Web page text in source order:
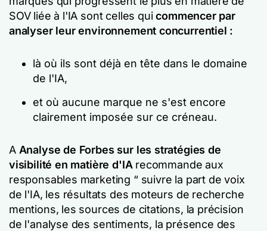
SOV liée à l'IA sont celles quicommencer par
analyser leur environnement concurrentiel :
là où ils sont déjà en tête dans le domaine
de l'IA,
et où aucune marque ne s'est encore
clairement imposée sur ce créneau.
A Analyse de Forbes sur les stratégies de
visibilité en matière d'IArecommande aux
responsables marketing “ suivre la part de voix
de l'IA, les résultats des moteurs de recherche
mentions, les sources de citations, la précision
de l'analyse des sentiments, la présence des